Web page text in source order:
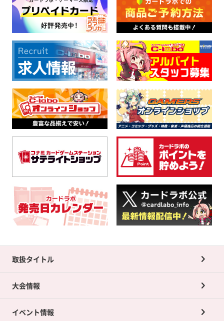
取扱タイトル
大会情報
イベント情報